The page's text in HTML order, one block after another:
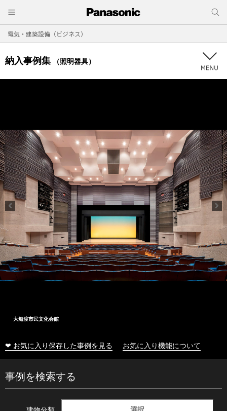
電気・建築設備（ビジネス）
納入事例集 （照明器具）
十和田市総合体育センター
❤ お気に入り保存した事例を見る お気に入り機能について
事例を検索する